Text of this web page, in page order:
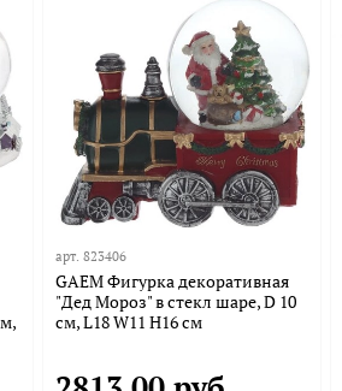
арт.823406
GAEM Фигурка декоративная
"Дед Мороз" в стекл шаре, D 10
см, L18 W11 H16 см